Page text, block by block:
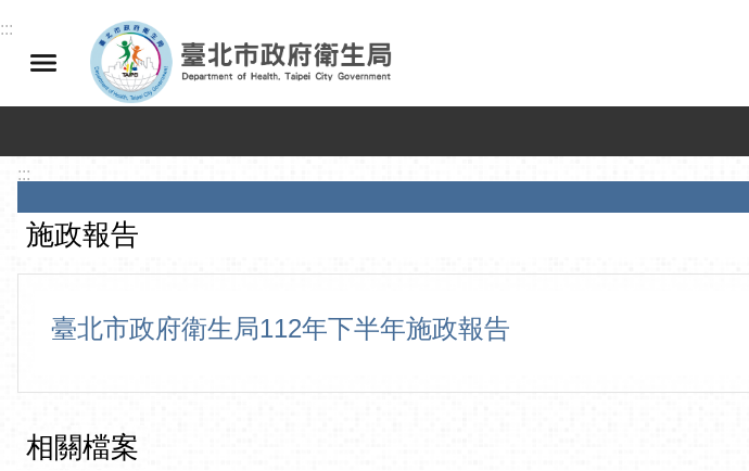
跳到主要內容區塊
:::
:::
施政報告
臺北市政府衛生局112年下半年施政報告
相關檔案